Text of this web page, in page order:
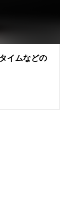
イムなどの